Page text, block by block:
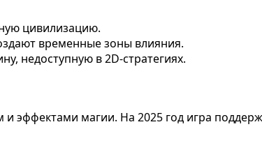
цивилизацию.
временные зоны влияния.
недоступную в 2D-стратегиях.
магии. На 2025 год игра